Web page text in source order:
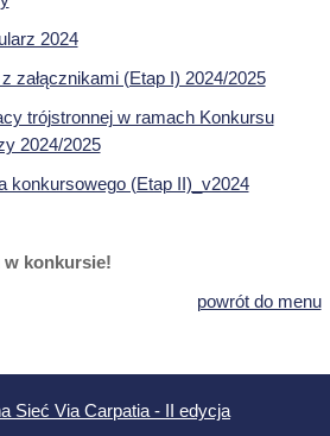
2024
załącznikami (Etap I) 2024/2025
trójstronnej w ramach Konkursu
2024/2025
konkursowego (Etap II)_v2024
w konkursie!
powrót do menu
Sieć Via Carpatia - II edycja